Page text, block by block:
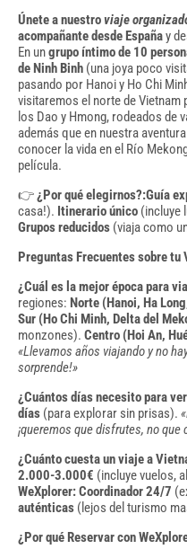
Únete a nuestroviaje
acompañante desde Españay
En ungrupo íntimo de 10
de Ninh Binh (una joya poco
pasando por Hanoi y Ho Chi
visitaremos el norte de
los Dao y Hmong, rodeados de
además que en nuestra
conocer la vida en el Río
película.
👉¿Por qué elegirnos?:Guía
casa!). Itinerario único (incluye
Grupos reducidos (viaja como
Preguntas Frecuentes sobre tu
¿Cuál es la mejor época para
regiones: Norte (Hanoi, Ha
Sur (Ho Chi Minh, Delta del
monzones). Centro (Hoi An,
«Llevamos años viajando y no
sorprende!»
¿Cuántos días necesito para
días (para explorar sin prisas).
¡queremos que disfrutes, no que
¿Cuánto cuesta un viaje a
2.000-3.000€ (incluye vuelos,
WeXplorer:Coordinador 24/7
auténticas (lejos del turismo
¿Por qué Reservar con